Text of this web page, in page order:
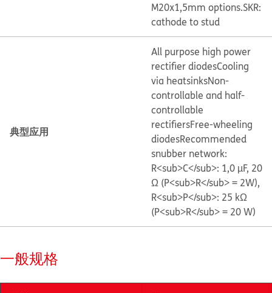
M20x1,5mm options.SKR:
cathode to stud
典型应用
All purpose high power
rectifier diodesCooling
via heatsinksNon-
controllable and half-
controllable
rectifiersFree-wheeling
diodesRecommended
snubber network:
R<sub>C</sub>: 1,0 µF, 20
Ω (P<sub>R</sub> = 2W),
R<sub>P</sub>: 25 kΩ
(P<sub>R</sub> = 20 W)
一般规格